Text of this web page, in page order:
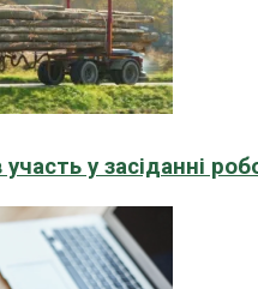
у засіданні